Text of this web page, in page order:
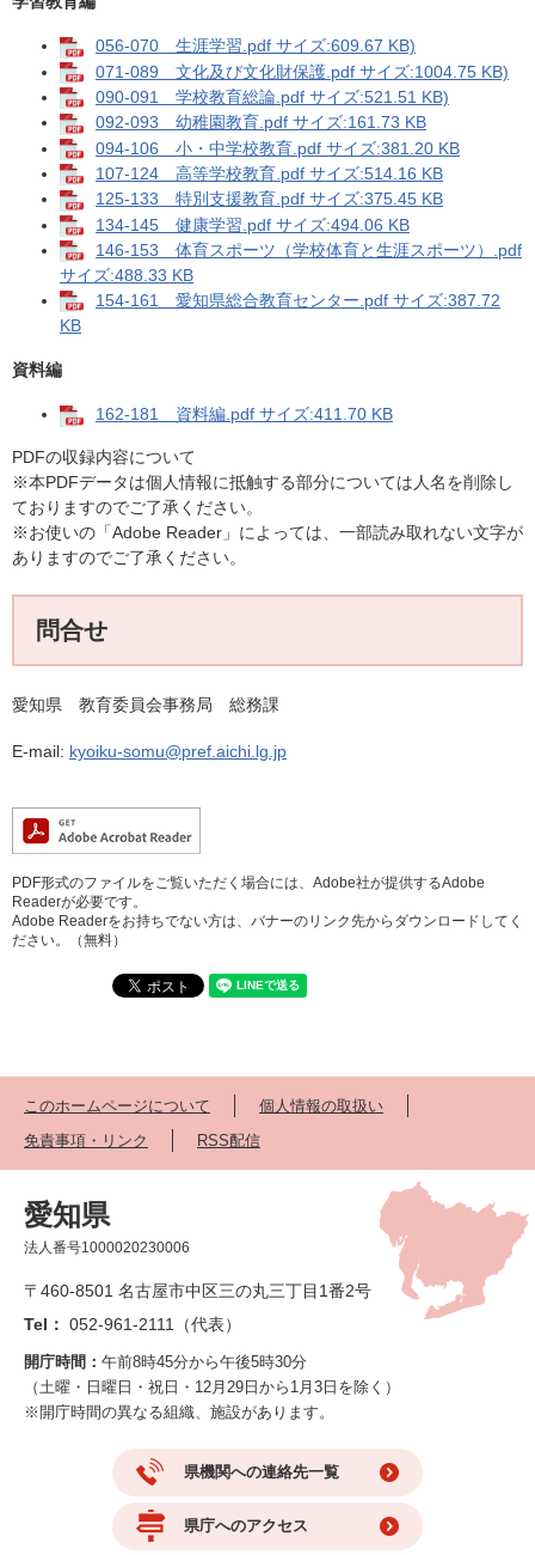
056-070 生涯学習.pdf サイズ:609.67 KB)
071-089 文化及び文化財保護.pdf サイズ:1004.75 KB)
090-091 学校教育総論.pdf サイズ:521.51 KB)
092-093 幼稚園教育.pdf サイズ:161.73 KB
094-106 小・中学校教育.pdf サイズ:381.20 KB
107-124 高等学校教育.pdf サイズ:514.16 KB
125-133 特別支援教育.pdf サイズ:375.45 KB
134-145 健康学習.pdf サイズ:494.06 KB
146-153 体育スポーツ（学校体育と生涯スポーツ）.pdf
サイズ:488.33 KB
154-161 愛知県総合教育センター.pdf サイズ:387.72
KB
資料編
162-181 資料編.pdf サイズ:411.70 KB
PDFの収録内容について
※本PDFデータは個人情報に抵触する部分については人名を削除し
ておりますのでご了承ください。
※お使いの「Adobe Reader」によっては、一部読み取れない文字が
ありますのでご了承ください。
問合せ
愛知県 教育委員会事務局 総務課
E-mail: kyoiku-somu@pref.aichi.lg.jp
PDF形式のファイルをご覧いただく場合には、Adobe社が提供するAdobe
Readerが必要です。
Adobe Readerをお持ちでない方は、バナーのリンク先からダウンロードしてく
ださい。（無料）
このホームページについて
個人情報の取扱い
免責事項・リンク
RSS配信
愛知県
法人番号1000020230006
〒460-8501 名古屋市中区三の丸三丁目1番2号
Tel： 052-961-2111（代表）
開庁時間： 午前8時45分から午後5時30分
（土曜・日曜日・祝日・12月29日から1月3日を除く）
※開庁時間の異なる組織、施設があります。
県機関への連絡先一覧
県庁へのアクセス